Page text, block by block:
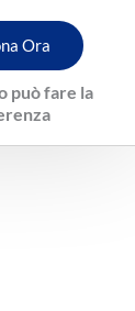
Ora
può fare la